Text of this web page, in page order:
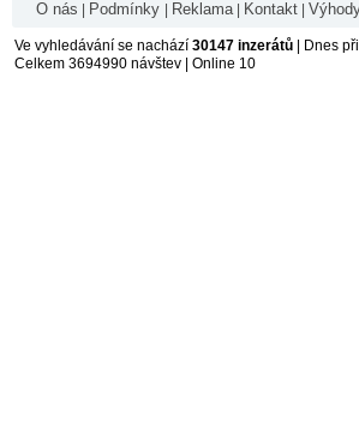
O nás | Podmínky | Reklama | Kontakt |
Ve vyhledávání se nachází 30147 inzerátů | Dnes
Celkem 3694990 návštev | Online 10